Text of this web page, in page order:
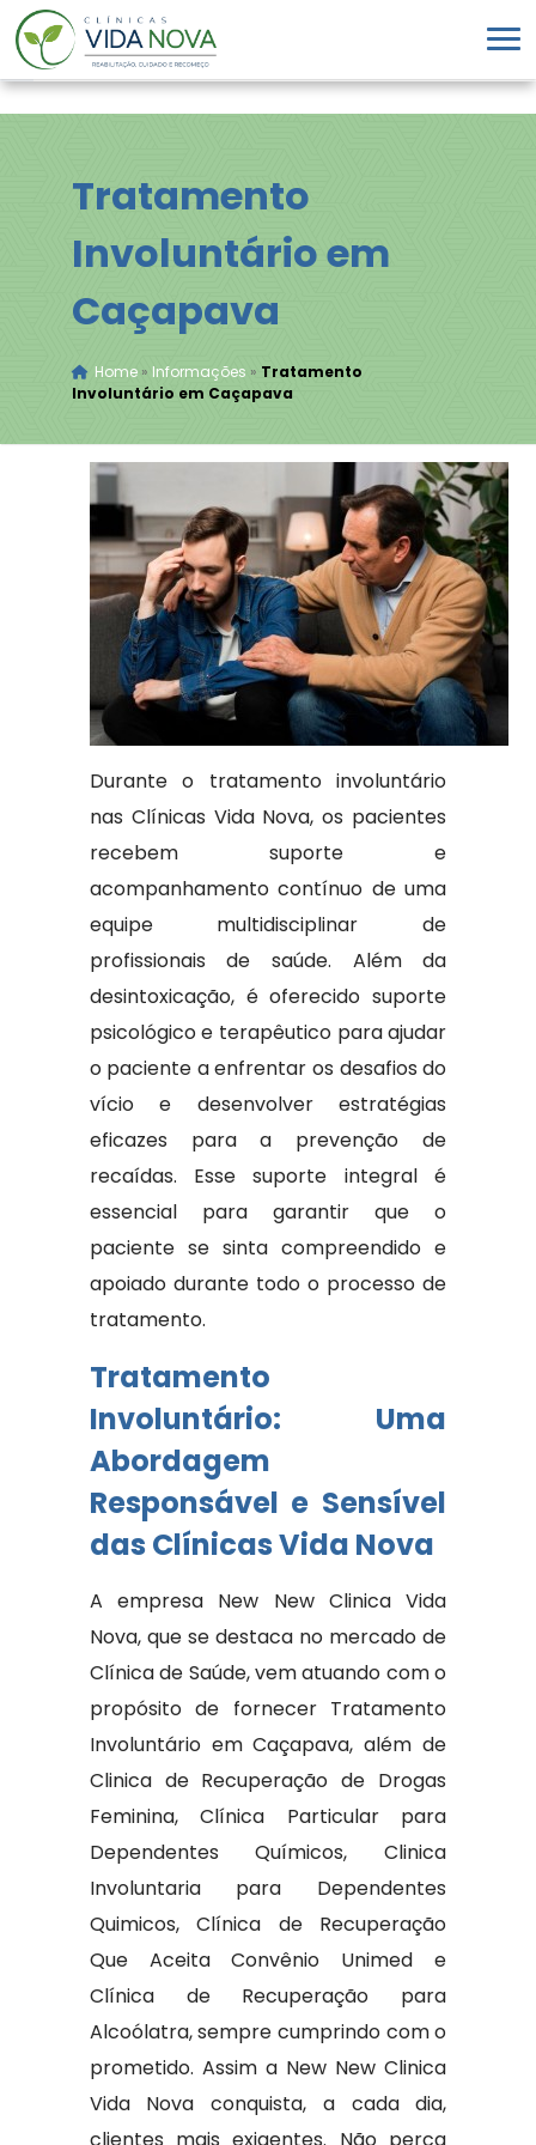
Tratamento
Involuntário em
Caçapava
Home» Informações » Tratamento
Involuntário em Caçapava
Durante o tratamento involuntário
nas Clínicas Vida Nova, os pacientes
recebem suporte e
acompanhamento contínuo de uma
equipe multidisciplinar de
profissionais de saúde. Além da
desintoxicação, é oferecido suporte
psicológico e terapêutico para ajudar
o paciente a enfrentar os desafios do
vício e desenvolver estratégias
eficazes para a prevenção de
recaídas. Esse suporte integral é
essencial para garantir que o
paciente se sinta compreendido e
apoiado durante todo o processo de
tratamento.
Tratamento
Involuntário: Uma
Abordagem
Responsável e Sensível
das Clínicas Vida Nova
A empresa New New Clinica Vida
Nova, que se destaca no mercado de
Clínica de Saúde, vem atuando com o
propósito de fornecer Tratamento
Involuntário em Caçapava, além de
Clinica de Recuperação de Drogas
Feminina, Clínica Particular para
Dependentes Químicos, Clinica
Involuntaria para Dependentes
Quimicos, Clínica de Recuperação
Que Aceita Convênio Unimed e
Clínica de Recuperação para
Alcoólatra, sempre cumprindo com o
prometido. Assim a New New Clinica
Vida Nova conquista, a cada dia,